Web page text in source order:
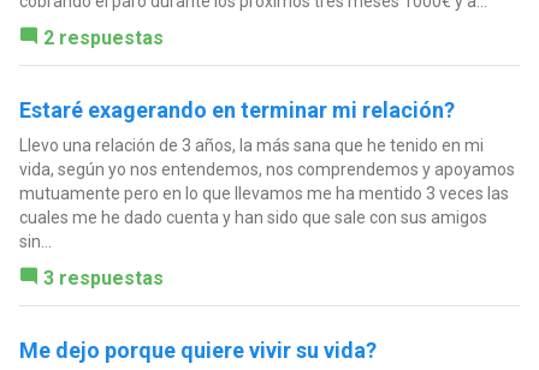
2 respuestas
Estaré exagerando en terminar mi relación?
Llevo una relación de 3 años, la más sana que he tenido en mi
vida, según yo nos entendemos, nos comprendemos y apoyamos
mutuamente pero en lo que llevamos me ha mentido 3 veces las
cuales me he dado cuenta y han sido que sale con sus amigos
sin...
3 respuestas
Me dejo porque quiere vivir su vida?